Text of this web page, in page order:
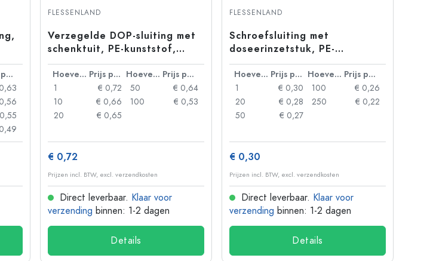
Prijs per eenheid
FLESSENLAND
Verzegelde DOP-sluiting met
schenktuit, PE-kunststof,
zwart
Hoeveelheid Prijs per eenheid Hoeveelheid
Prijs per eenheid
1
€ 0,72
10
€ 0,66
20
€ 0,65
50
€ 0,64
100
€ 0,53
€ 0,72
Prijzen incl. BTW, excl. verzendkosten
Direct leverbaar. Klaar voor
verzending binnen: 1-2 dagen
Details
FLESSENLAND
Schroefsluiting met
doseerinzetstuk, PE-
kunststof, wit, voor monding:
DIN 18Hoeveelheid Prijs per eenheid Hoeveelheid
Prijs per eenheid
1
€ 0,30
20
€ 0,28
50
€ 0,27
100
€ 0,26
250
€ 0,22
€ 0,30
Prijzen incl. BTW, excl. verzendkosten
Direct leverbaar. Klaar voor
verzending binnen: 1-2 dagen
Details